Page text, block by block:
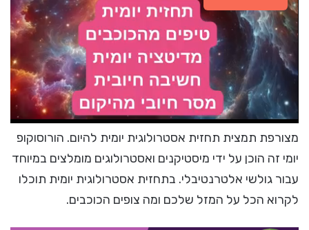
מצורפת תמצית תחזית אסטרולוגית יומית להיום. הורוסוקופ
יומי זה הוכן על ידי מיסטיקנים ואסטרולוגים מומלצים במיוחד
עבור גולשי אלטרנטיבלי. בתחזית אסטרולוגית יומית תוכלו
לקרוא הכל על המזל שלכם ומה צופים הכוכבים.